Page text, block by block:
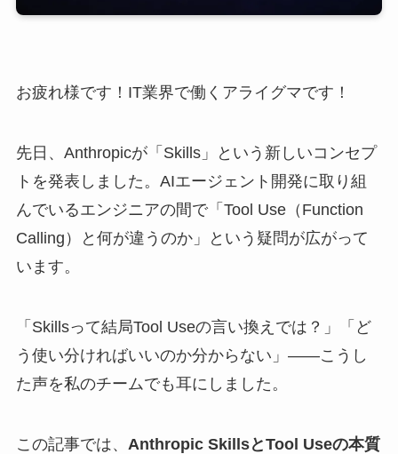
お疲れ様です！IT業界で働くアライグマです！
先日、Anthropicが「Skills」という新しいコンセプ
トを発表しました。AIエージェント開発に取り組
んでいるエンジニアの間で「Tool Use（Function
Calling）と何が違うのか」という疑問が広がって
います。
「Skillsって結局Tool Useの言い換えでは？」「ど
う使い分ければいいのか分からない」——こうし
た声を私のチームでも耳にしました。
この記事では、 Anthropic SkillsとTool Useの本質